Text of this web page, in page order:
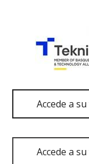
Accede a
Accede a